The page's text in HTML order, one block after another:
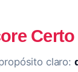
Certo
claro: